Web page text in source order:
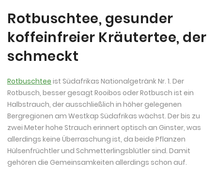
Rotbuschtee, gesunder
koffeinfreier Kräutertee, der
schmeckt
Rotbuschtee ist Südafrikas Nationalgetränk Nr. 1. Der
Rotbusch, besser gesagt Rooibos oder Rotbusch ist ein
Halbstrauch, der ausschließlich in höher gelegenen
Bergregionen am Westkap Südafrikas wächst. Der bis zu
zwei Meter hohe Strauch erinnert optisch an Ginster, was
allerdings keine Überraschung ist, da beide Pflanzen
Hülsenfrüchtler und Schmetterlingsblütler sind. Damit
gehören die Gemeinsamkeiten allerdings schon auf.